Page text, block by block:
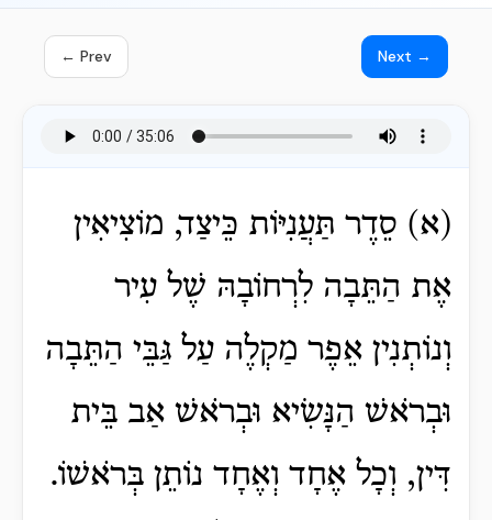
← Prev Next →
(א) סֵדֶר תַּעֲנִיּוֹת כֵּיצַד, מוֹצִיאִין
אֶת הַתֵּבָה לִרְחוֹבָהּ שֶׁל עִיר
וְנוֹתְנִין אֵפֶר מַקְלֶה עַל גַּבֵּי הַתֵּבָה
וּבְרֹאשׁ הַנָּשִׂיא וּבְרֹאשׁ אַב בֵּית
דִּין, וְכָל אֶחָד וְאֶחָד נוֹתֵן בְּרֹאשׁוֹ.